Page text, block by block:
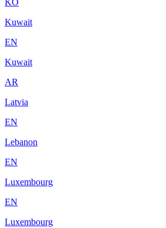
KO
Kuwait
EN
Kuwait
AR
Latvia
EN
Lebanon
EN
Luxembourg
EN
Luxembourg